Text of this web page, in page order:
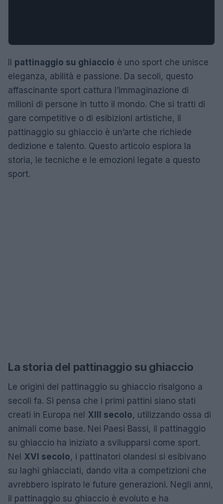
Il pattinaggio su ghiaccio è uno sport che unisce
eleganza, abilità e passione. Da secoli, questo
affascinante sport cattura l’immaginazione di
milioni di persone in tutto il mondo. Che si tratti di
gare competitive o di esibizioni artistiche, il
pattinaggio su ghiaccio è un’arte che richiede
dedizione e talento. Questo articolo esplora la
storia, le tecniche e le emozioni legate a questo
sport.
La storia del pattinaggio su ghiaccio
Le origini del pattinaggio su ghiaccio risalgono a
secoli fa. Si pensa che i primi pattini siano stati
creati in Europa nel XIII secolo, utilizzando ossa di
animali come base. Nei Paesi Bassi, il pattinaggio
su ghiaccio ha iniziato a svilupparsi come sport.
Nel XVI secolo, i pattinatori olandesi si esibivano
su laghi ghiacciati, dando vita a competizioni che
avrebbero ispirato le future generazioni. Negli anni,
il pattinaggio su ghiaccio è evoluto e ha